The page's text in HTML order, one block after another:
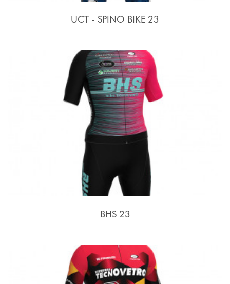
UCT - SPINO BIKE 23
BHS 23